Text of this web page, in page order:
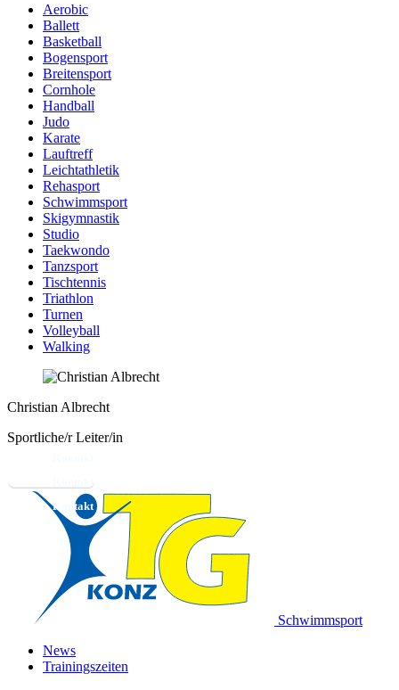
Aerobic
Ballett
Basketball
Bogensport
Breitensport
Cornhole
Handball
Judo
Karate
Lauftreff
Leichtathletik
Rehasport
Schwimmsport
Skigymnastik
Studio
Taekwondo
Tanzsport
Tischtennis
Triathlon
Turnen
Volleyball
Walking
Christian Albrecht
Sportliche/r Leiter/in
Schwimmsport
News
Trainingszeiten